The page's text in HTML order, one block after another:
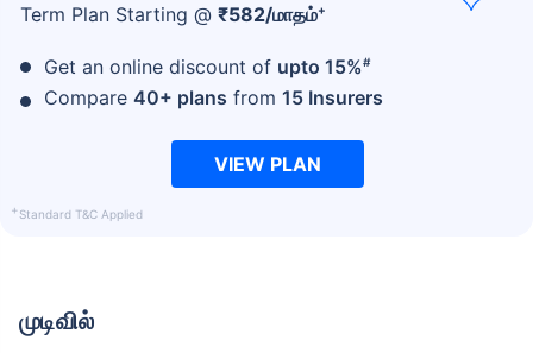
Term Plan Starting @ ₹582/மாதம்+
Get an online discount of upto 15%#
Compare 40+ plans from 15 Insurers
VIEW PLAN
+Standard T&C Applied
முடிவில்